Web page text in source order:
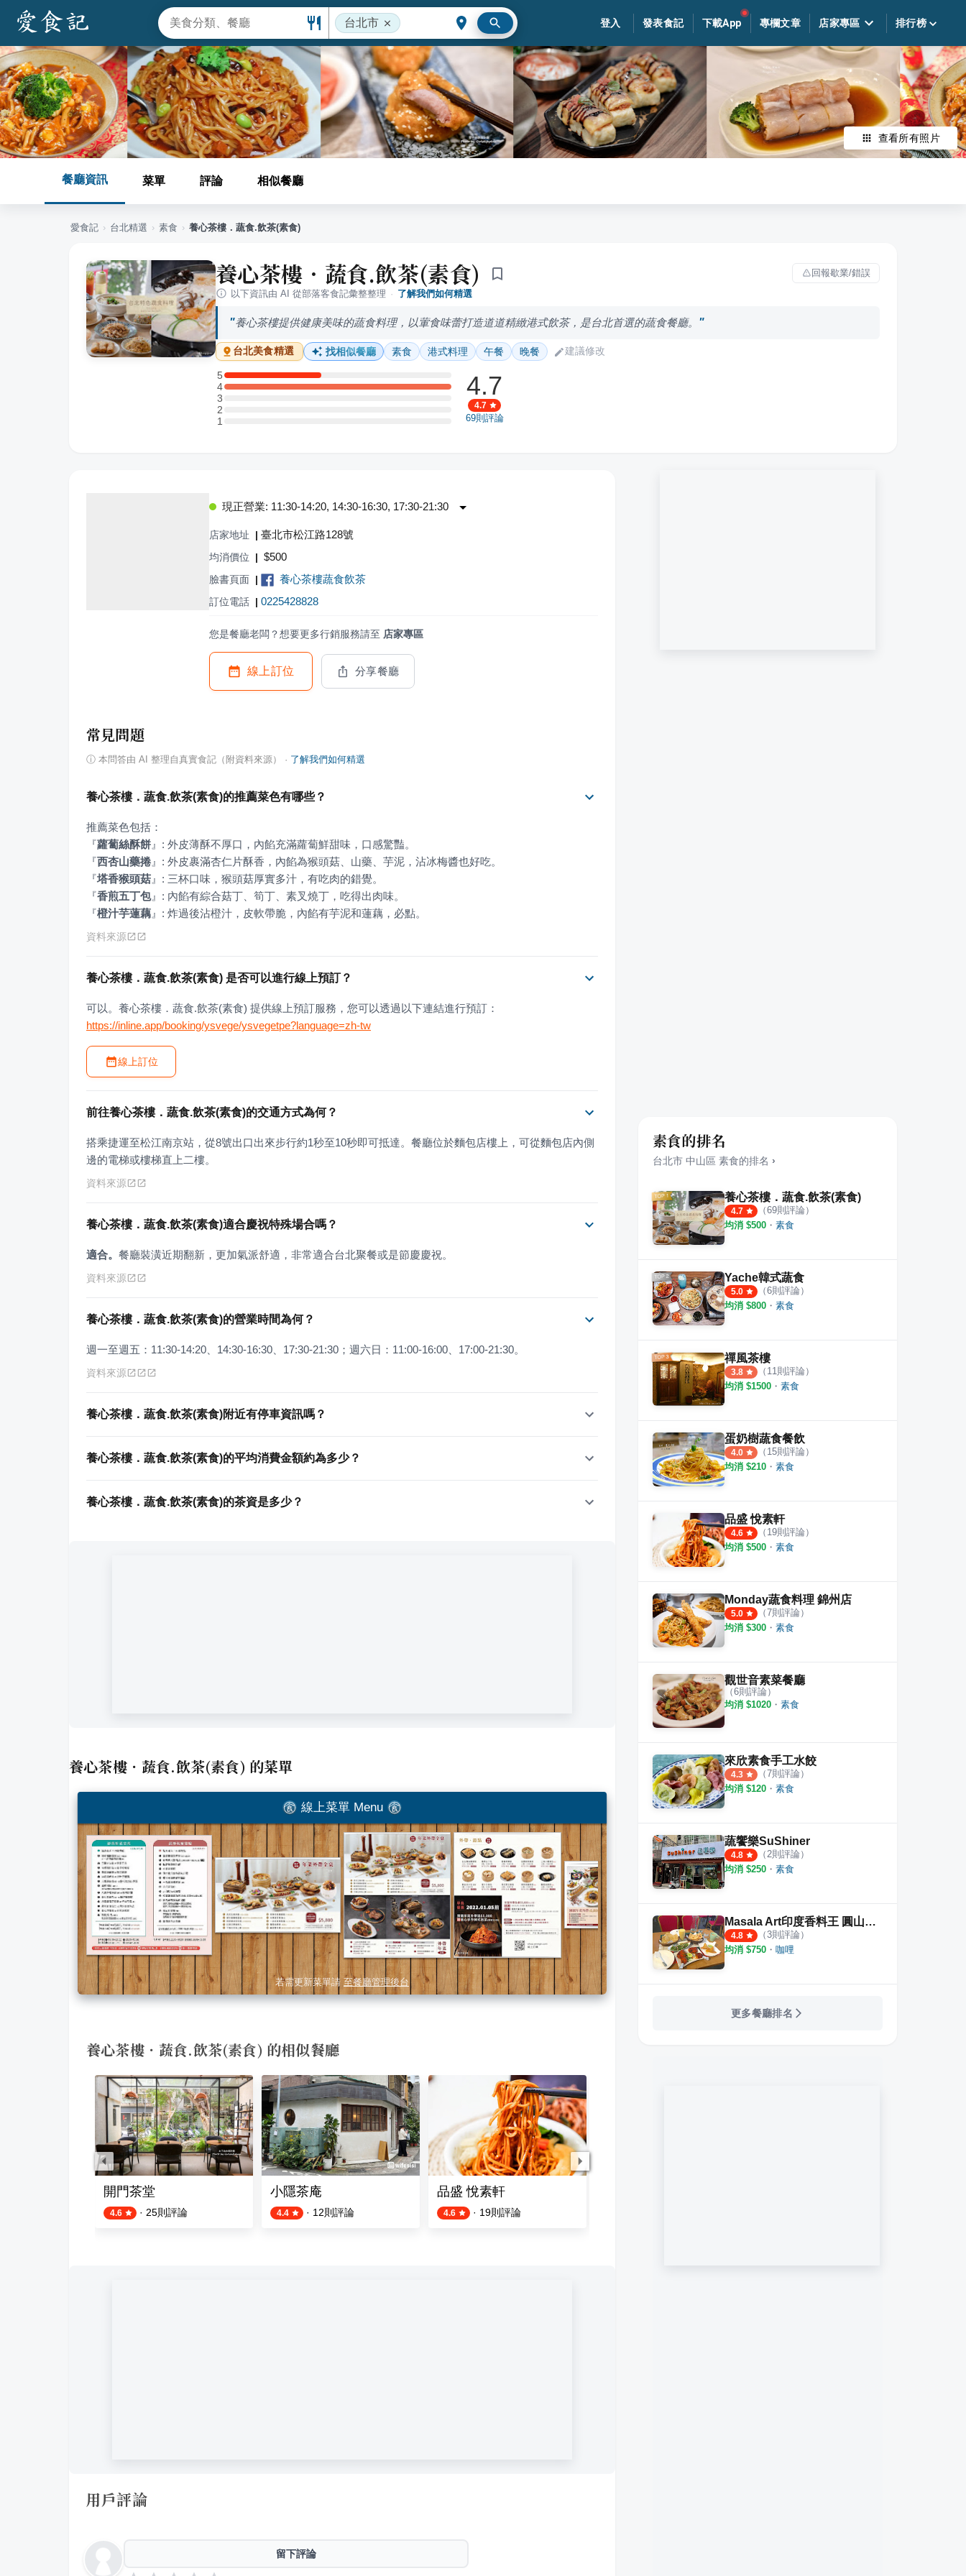
台北市 登入 發表食記 下載App 專欄文章 店家專區 排行榜
查看所有照片
餐廳資訊 菜單 評論 相似餐廳
愛食記 › 台北精選 › 素食 › 養心茶樓．蔬食.飲茶(素食)
養心茶樓．蔬食.飲茶(素食)
回報歇業/錯誤
以下資訊由 AI 從部落客食記彙整整理 · 了解我們如何精選
養心茶樓提供健康美味的蔬食料理，以葷食味蕾打造道道精緻港式飲茶，是台北首選的蔬食餐廳。
台北美食精選 找相似餐廳 素食 港式料理 午餐 晚餐 建議修改
5
5 星：3 則評論
4
4 星：7 則評論
3
3 星：0 則評論
2
2 星：0 則評論
11 星：0 則評論
4.7
4.7
69則評論
現正營業: 11:30-14:20, 14:30-16:30, 17:30-21:30
店家地址 | 臺北市松江路128號
均消價位 | $500
臉書頁面 | 養心茶樓蔬食飲茶
訂位電話 | 0225428828
您是餐廳老闆？想要更多行銷服務請至 店家專區
線上訂位 分享餐廳
常見問題
ⓘ 本問答由 AI 整理自真實食記（附資料來源） · 了解我們如何精選
養心茶樓．蔬食.飲茶(素食)的推薦菜色有哪些？
『蘿蔔絲酥餅 』
『西杏山藥捲 』
『塔香猴頭菇 』
『香煎五丁包』
『橙汁芋蓮藕 』 : 炸過後沾橙汁，皮軟帶脆，內餡有芋泥和蓮藕，必點。
資料來源
養心茶樓．蔬食.飲茶(素食) 是否可以進行線上預訂？
可以。養心茶樓．蔬食.飲茶(素食) 提供線上預訂服務，您可以透過以下連結進行預訂：
https://inline.app/booking/ysvege/ysvegetpe?language=zh-tw
線上訂位
前往養心茶樓．蔬食.飲茶(素食)的交通方式為何？
搭乘捷運至松江南京站，從8號出口出來步行約1秒至10秒即可抵達。餐廳位於麵包店樓上，可從麵包店內側
邊的電梯或樓梯直上二樓。
資料來源
養心茶樓．蔬食.飲茶(素食)適合慶祝特殊場合嗎？
適合。 餐廳裝潢近期翻新，更加氣派舒適，非常適合台北聚餐或是節慶慶祝。
資料來源
養心茶樓．蔬食.飲茶(素食)的營業時間為何？
週一至週五：11:30-14:20、14:30-16:30、17:30-21:30；週六日：11:00-16:00、17:00-21:30。
資料來源
養心茶樓．蔬食.飲茶(素食)附近有停車資訊嗎？
養心茶樓．蔬食.飲茶(素食)的平均消費金額約為多少？
養心茶樓．蔬食.飲茶(素食)的茶資是多少？
養心茶樓．蔬食.飲茶(素食) 的菜單
線上菜單 Menu
若需更新菜單請 至餐廳管理後台
養心茶樓．蔬食.飲茶(素食) 的相似餐廳
開門茶堂
4.6 · 25則評論
小隱茶庵
4.4 · 12則評論
品盛 悅素軒
4.6 · 19則評論
用戶評論
留下評論
素食的排名
台北市 中山區 素食的排名 ›
養心茶樓．蔬食.飲茶(素食)
4.7 （69則評論）
均消 $500 ・ 素食
Yache韓式蔬食
5.0 （6則評論）
均消 $800 ・ 素食
禪風茶樓
3.8 （ 11則評論）
均消 $1500 ・ 素食
蛋奶樹蔬食餐飲
4.0 （ 15則評論）
均消 $210 ・ 素食
品盛 悅素軒
4.6 （ 19則評論）
均消 $500 ・ 素食
Monday蔬食料理 錦州店
5.0 （7則評論）
均消 $300 ・ 素食
觀世音素菜餐廳
（6則評論）
均消 $1020 ・ 素食
來欣素食手工水餃
4.3 （7則評論）
均消 $120 ・ 素食
蔬饗樂SuShiner
4.8 （2則評論）
均消 $250 ・ 素食
Masala Art印度香料王 圓山花博店
4.8 （3則評論）
均消 $750 ・ 咖哩
更多餐廳排名